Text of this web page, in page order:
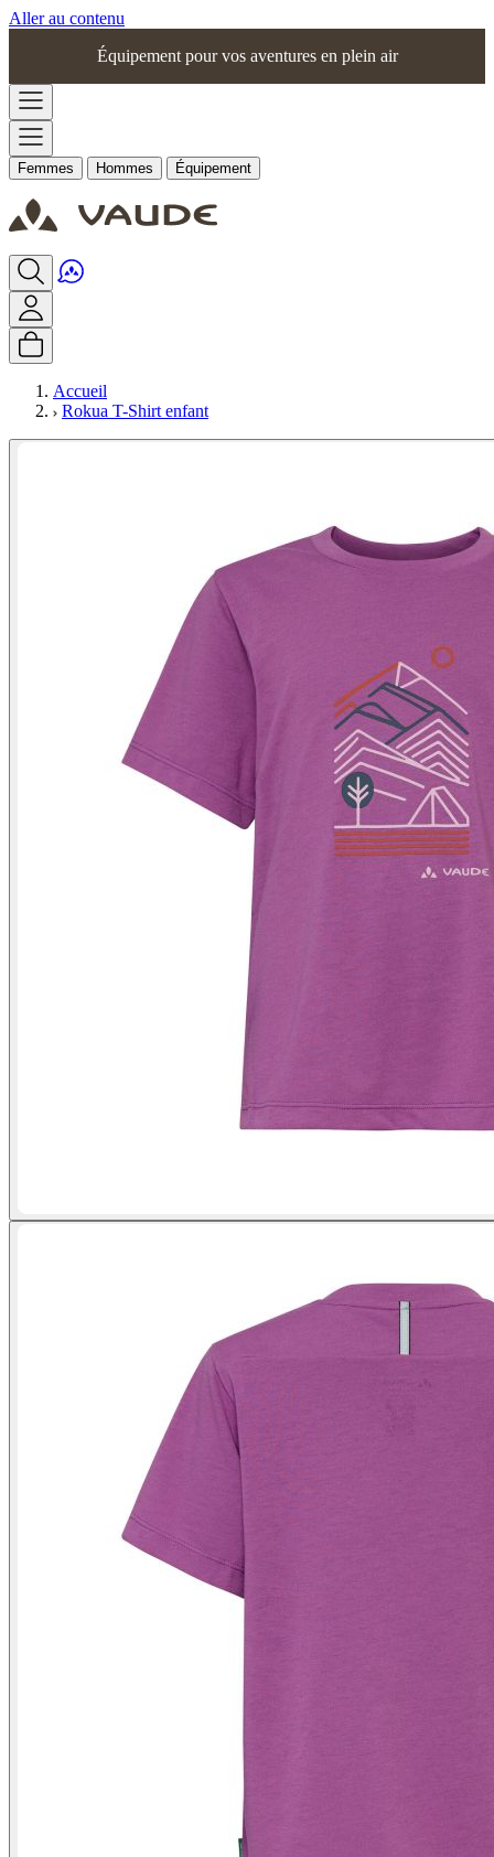
Aller au contenu
Équipement pour vos aventures en plein air
Femmes Hommes Équipement
Accueil
Rokua T-Shirt enfant